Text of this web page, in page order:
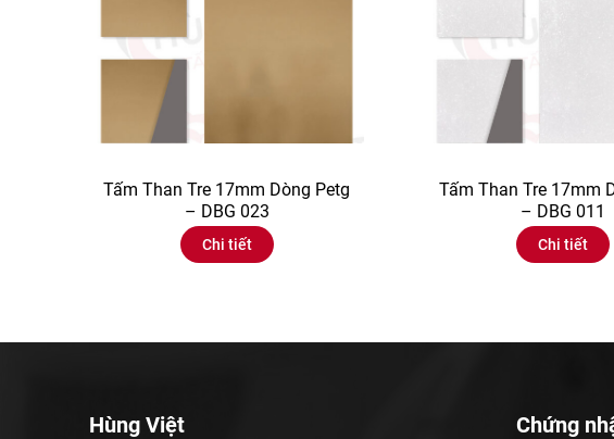
Tấm Than Tre 17mm Dòng Petg
– DBG 023
Chi tiết
Tấm Than Tre 17mm
– DBG 011
Chi tiết
Hùng Việt Chứng